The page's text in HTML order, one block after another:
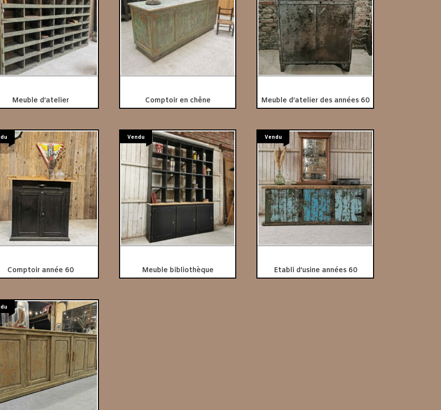
Meuble d’atelier Comptoir en chêne Meuble d’atelier des années 60
Comptoir année 60
Vendu
Meuble bibliothèque
Vendu
Etabli d’usine années 60